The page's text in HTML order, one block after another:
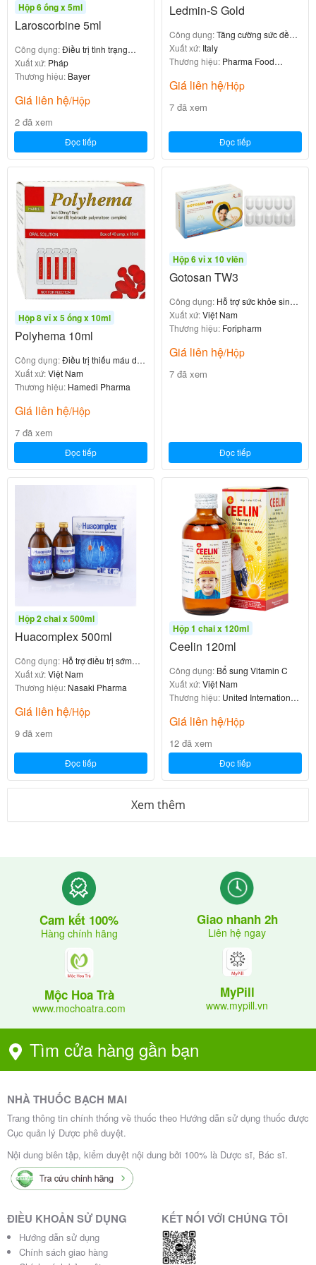
bú
Thuốc chỉ định cho phụ nữ có thai và cho con bú để
bổ sung dưỡng chất và tăng cường sức đề kháng.
Tuy nhiên do tính chất nhạy cảm của thời kỳ mang
thai và cho con bú, cần thận trọng khi dùng thuốc
này.
Quá liều và cách xử trí
Chưa có kinh nghiệm về xử trí quá liều trên lâm sàng,
khi xảy ra quá liều, cần điều trị triệu chứng.
Hạn dùng và bảo quản Roman-C
Điều kiện bảo quản: Bảo quản thuốc trong bao bì
trong nơi khô mát, tránh ánh sáng.
Tiêu chuẩn: tiêu chuẩn nhà sản xuất.
Hạn dùng Xem trên bao bì sản phẩm.
Nguồn gốc, xuất xứ Roman-C
Sản xuất tại: Daewoong – Hàn Quốc
Hộp 6 ống x 5ml
Laroscorbine 5ml
Công dụng:Điều trị tình trạng
thiếu hụt vitamin C
Xuất xứ: Pháp
Thương hiệu: Bayer
Giá liên hệ/Hộp
2 đã xem
Đọc tiếp
Ledmin-S Gold
Công dụng:Tăng cường sức đề
kháng
Xuất xứ: Italy
Thương hiệu: Pharma Food
Giá liên hệ/Hộp
7 đã xem
Đọc tiếp
Hộp 8 vỉ x 5 ống x 10ml
Polyhema 10ml
Công dụng:Điều trị thiếu máu do
thiếu sắt
Xuất xứ:Việt Nam
Thương hiệu: Hamedi Pharma
Giá liên hệ/Hộp
7 đã xem
Đọc tiếp
Hộp 6 vỉ x 10 viên
Gotosan TW3
Công dụng: Hỗ trợ sức khỏe sinh
sản nam giới
Xuất xứ:Việt Nam
Thương hiệu: Foripharm
Giá liên hệ/Hộp
7 đã xem
Đọc tiếp
Hộp 2 chai x 500ml
Huacomplex 500ml
Công dụng: Hỗ trợ điều trị sớm
thoái hóa khớp
Xuất xứ:Việt Nam
Thương hiệu: Nasaki Pharma
Giá liên hệ/Hộp
9 đã xem
Đọc tiếp
Hộp 1 chai x 120ml
Ceelin 120ml
Công dụng: Bổ sung Vitamin C
Xuất xứ:Việt Nam
Thương hiệu: United International
Giá liên hệ/Hộp
12 đã xem
Đọc tiếp
Xem thêm
Cam kết 100%
Hàng chính hãng
Giao nhanh 2h
Liên hệ ngay
Mộc Hoa Trà
www.mochoatra.com
MyPill
www.mypill.vn
Tìm cửa hàng gần bạn
NHÀ THUỐC BẠCH MAI
Trang thông tin chính thống về thuốc theo Hướng dẫn sử dụng thuốc được
Cục quản lý Dược phê duyệt.
Nội dung biên tập, kiểm duyệt nội dung bởi 100% là Dược sĩ, Bác sĩ.
ĐIỀU KHOẢN SỬ DỤNG
Hướng dẫn sử dụng
Chính sách giao hàng
KẾT NỐI VỚI CHÚNG TÔI